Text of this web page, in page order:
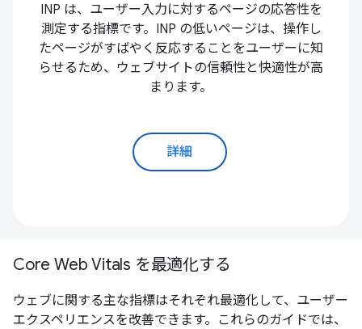
INP は、ユーザー入力に対するページの応答性を
測定する指標です。INP の低いページは、操作し
たページがすばやく反応することをユーザーに知
らせるため、ウェブサイトの信頼性と快適性が高
まります。
詳細
Core Web Vitals を最適化する
ウェブに関する主な指標はそれぞれ最適化して、ユーザー
エクスペリエンスを改善できます。これらのガイドでは、